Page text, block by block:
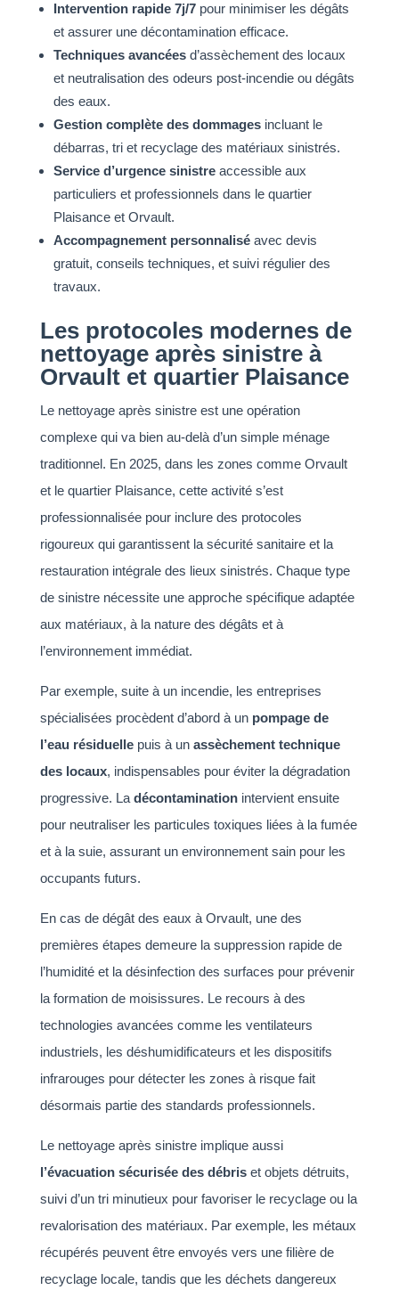
Intervention rapide 7j/7pour minimiser les dégâts
et assurer une décontamination efficace.
Techniques avancéesd’assèchement des locaux
et neutralisation des odeurs post-incendie ou dégâts
des eaux.
Gestion complète des dommagesincluant le
débarras, tri et recyclage des matériaux sinistrés.
Service d’urgence sinistreaccessible aux
particuliers et professionnels dans le quartier
Plaisance et Orvault.
Accompagnement personnaliséavec devis
gratuit, conseils techniques, et suivi régulier des
travaux.
Les protocoles modernes de
nettoyage après sinistre à
Orvault et quartier Plaisance
Le nettoyage après sinistre est une opération
complexe qui va bien au-delà d’un simple ménage
traditionnel. En 2025, dans les zones comme Orvault
et le quartier Plaisance, cette activité s’est
professionnalisée pour inclure des protocoles
rigoureux qui garantissent la sécurité sanitaire et la
restauration intégrale des lieux sinistrés. Chaque type
de sinistre nécessite une approche spécifique adaptée
aux matériaux, à la nature des dégâts et à
l’environnement immédiat.
Par exemple, suite à un incendie, les entreprises
spécialisées procèdent d’abord à un pompage de
l’eau résiduellepuis à un assèchement technique
des locaux, indispensables pour éviter la dégradation
progressive. La décontaminationintervient ensuite
pour neutraliser les particules toxiques liées à la fumée
et à la suie, assurant un environnement sain pour les
occupants futurs.
En cas de dégât des eaux à Orvault, une des
premières étapes demeure la suppression rapide de
l’humidité et la désinfection des surfaces pour prévenir
la formation de moisissures. Le recours à des
technologies avancées comme les ventilateurs
industriels, les déshumidificateurs et les dispositifs
infrarouges pour détecter les zones à risque fait
désormais partie des standards professionnels.
Le nettoyage après sinistre implique aussi
l’évacuation sécurisée des débriset objets détruits,
suivi d’un tri minutieux pour favoriser le recyclage ou la
revalorisation des matériaux. Par exemple, les métaux
récupérés peuvent être envoyés vers une filière de
recyclage locale, tandis que les déchets dangereux